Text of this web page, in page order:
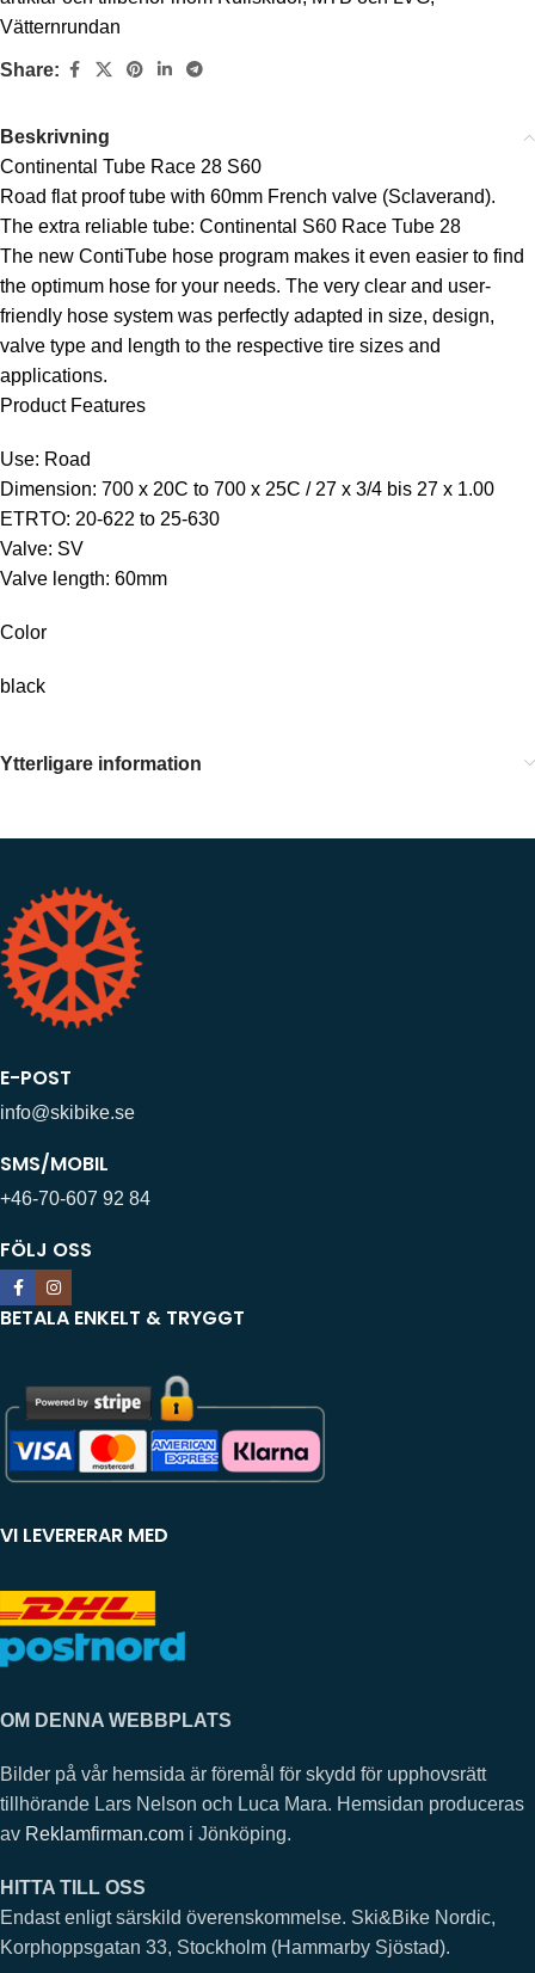
Vätternrundan
Share:
Beskrivning
Continental Tube Race 28 S60
Road flat proof tube with 60mm French valve (Sclaverand).
The extra reliable tube: Continental S60 Race Tube 28
The new ContiTube hose program makes it even easier to find
the optimum hose for your needs. The very clear and user-
friendly hose system was perfectly adapted in size, design,
valve type and length to the respective tire sizes and
applications.
Product Features
Use: Road
Dimension: 700 x 20C to 700 x 25C / 27 x 3/4 bis 27 x 1.00
ETRTO: 20-622 to 25-630
Valve: SV
Valve length: 60mm
Color
black
Ytterligare information
E-POST
info@skibike.se
SMS/MOBIL
+46-70-607 92 84
FÖLJ OSS
BETALA ENKELT & TRYGGT
VI LEVERERAR MED
OM DENNA WEBBPLATS
Bilder på vår hemsida är föremål för skydd för upphovsrätt
tillhörande Lars Nelson och Luca Mara. Hemsidan produceras
av Reklamfirman.com i Jönköping.
HITTA TILL OSS
Endast enligt särskild överenskommelse. Ski&Bike Nordic,
Korphoppsgatan 33, Stockholm (Hammarby Sjöstad).